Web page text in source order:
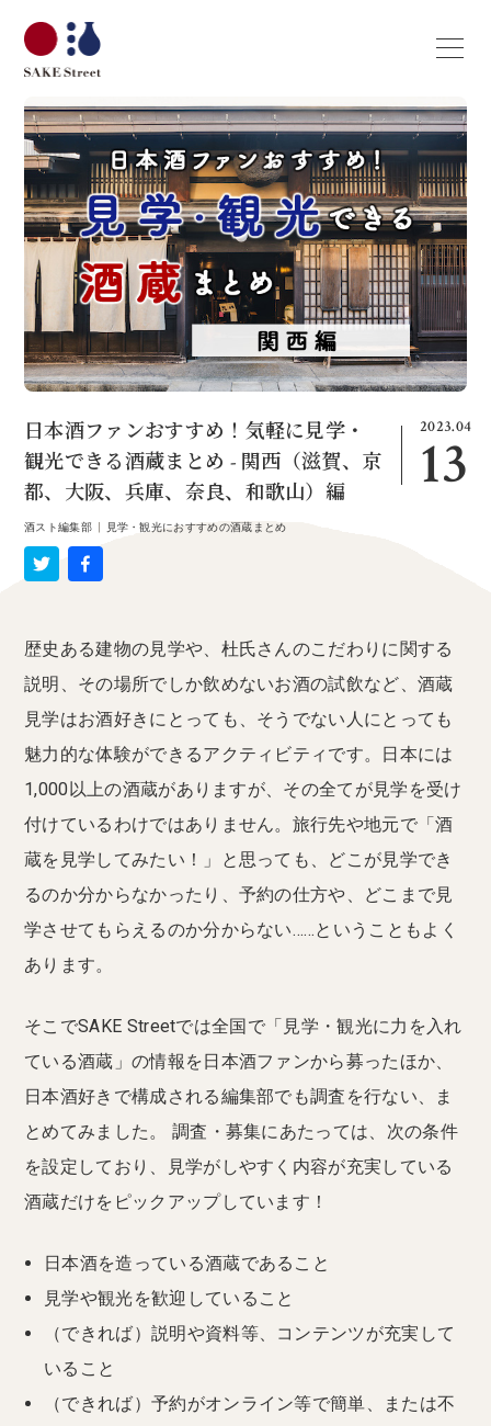
2023.04
13
日本酒ファンおすすめ！気軽に見学・
観光できる酒蔵まとめ - 関西（滋賀、京
都、大阪、兵庫、奈良、和歌山）編
酒スト編集部| 見学・観光におすすめの酒蔵まとめ
歴史ある建物の見学や、杜氏さんのこだわりに関する
説明、その場所でしか飲めないお酒の試飲など、酒蔵
見学はお酒好きにとっても、そうでない人にとっても
魅力的な体験ができるアクティビティです。日本には
1,000以上の酒蔵がありますが、その全てが見学を受け
付けているわけではありません。旅行先や地元で「酒
蔵を見学してみたい！」と思っても、どこが見学でき
るのか分からなかったり、予約の仕方や、どこまで見
学させてもらえるのか分からない……ということもよく
あります。
そこでSAKE Streetでは全国で「見学・観光に力を入れ
ている酒蔵」の情報を日本酒ファンから募ったほか、
日本酒好きで構成される編集部でも調査を行ない、ま
とめてみました。 調査・募集にあたっては、次の条件
を設定しており、見学がしやすく内容が充実している
酒蔵だけをピックアップしています！
日本酒を造っている酒蔵であること
見学や観光を歓迎していること
（できれば）説明や資料等、コンテンツが充実して
いること
（できれば）予約がオンライン等で簡単、または不